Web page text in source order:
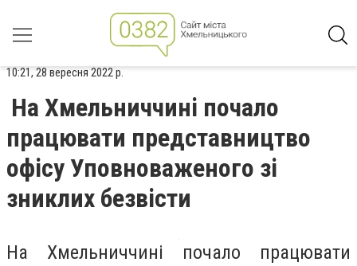
10:21, 28 вересня 2022 р.
На Хмельниччині почало
працювати представництво
офісу Уповноваженого зі
зниклих безвісти
На Хмельниччині почало працювати